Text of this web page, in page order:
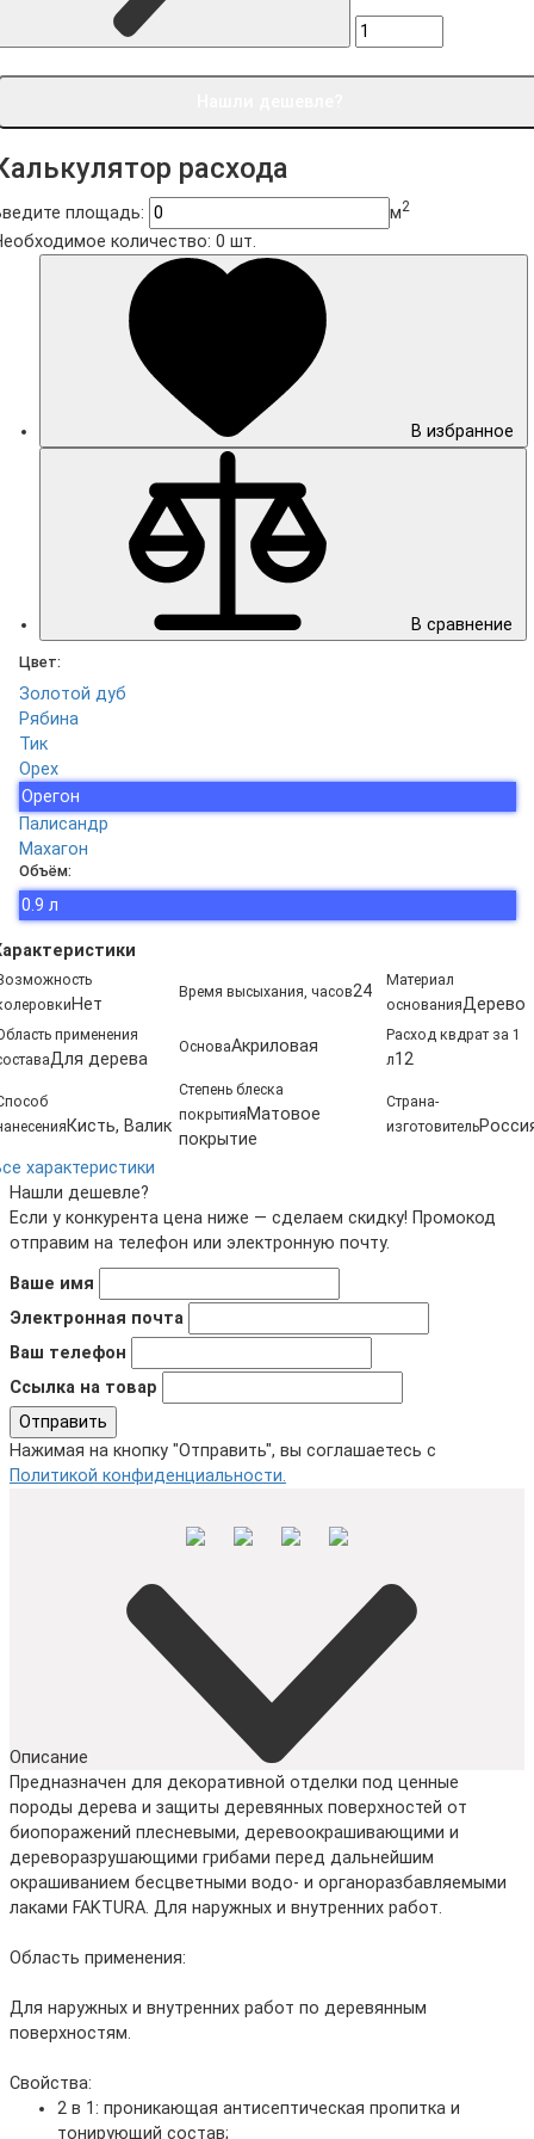
расхода
площадь: м2
количество: 0 шт.
В избранное
В сравнение
Цвет:
Золотой дуб
Рябина
Тик
Орех
Орегон
Палисандр
Махагон
Объём:
0.9 л
Нет
Время высыхания, часов24
Материал
основанияДерево
применения
Для дерева
ОсноваАкриловая
Расход квдрат за 1
л12
Кисть, Валик
Степень блеска
покрытия Матовое
покрытие
Страна-
изготовитель
характеристики
Нашли дешевле?
Если у конкурента цена ниже — сделаем скидку! Промокод
отправим на телефон или электронную почту.
Ваше имя
Электронная почта
Ваш телефон
Ссылка на товар
Отправить
Нажимая на кнопку "Отправить", вы соглашаетесь с
Политикой конфиденциальности.
Описание
Предназначен для декоративной отделки под ценные
породы дерева и защиты деревянных поверхностей от
биопоражений плесневыми, деревоокрашивающими и
дереворазрушающими грибами перед дальнейшим
окрашиванием бесцветными водо- и органоразбавляемыми
лаками FAKTURA. Для наружных и внутренних работ.
Область применения:
Для наружных и внутренних работ по деревянным
поверхностям.
Свойства:
2 в 1: проникающая антисептическая пропитка и
тонирующий состав;